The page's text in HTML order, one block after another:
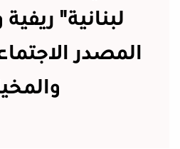
لبنانية"
المصدر